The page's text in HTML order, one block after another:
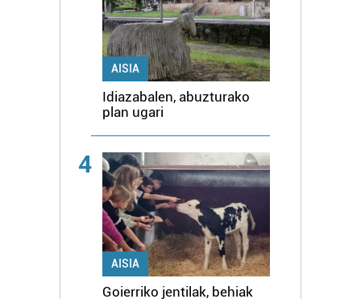
AISIA
Idiazabalen, abuzturako
plan ugari
4
AISIA
Goierriko jentilak, behiak